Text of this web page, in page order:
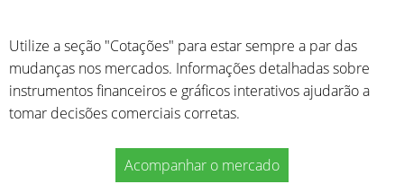
Utilize a seção "Cotações" para estar sempre a par das
mudanças nos mercados. Informações detalhadas sobre
instrumentos financeiros e gráficos interativos ajudarão a
tomar decisões comerciais corretas.
Acompanhar o mercado